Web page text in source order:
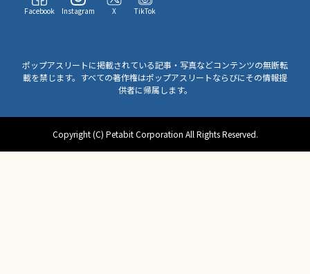
Facebook Instagram X TikTok
ポップアスリートに掲載されている記事・写真などコンテンツの無断転
載を禁じます。すべての著作権はポップアスリートならびにその情報提
供者に帰属します。
Copyright (C) Petabit Corporation All Rights Reserved.